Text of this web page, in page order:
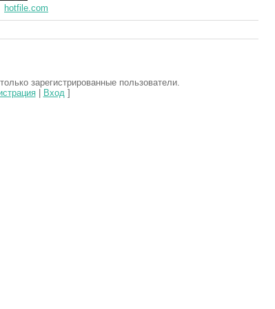
hotfile.com
зарегистрированные пользователи.
| Вход]